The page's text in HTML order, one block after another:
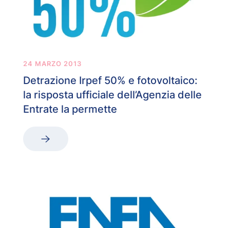
24 MARZO 2013
Detrazione Irpef 50% e fotovoltaico:
la risposta ufficiale dell’Agenzia delle
Entrate la permette